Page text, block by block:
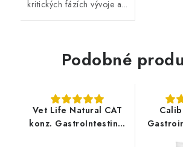
kritických fázích vývoje a...
Podobné
Vet Life Natural CAT
konz. GastroIntestinal